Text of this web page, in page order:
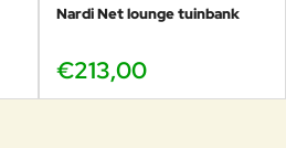
Nardi Net lounge tuinbank
€213,00